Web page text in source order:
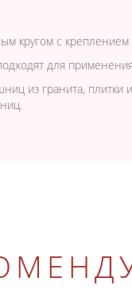
кругом с
для
из гранита, плитки